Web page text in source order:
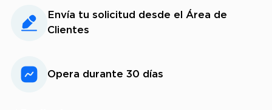
Envía tu solicitud desde el Área de
Clientes
Opera durante 30 días